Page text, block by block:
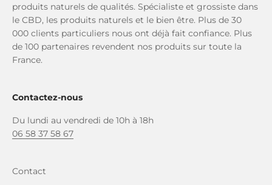
produits naturels de qualités. Spécialiste et grossiste dans
le CBD, les produits naturels et le bien être. Plus de 30
000 clients particuliers nous ont déjà fait confiance. Plus
de 100 partenaires revendent nos produits sur toute la
France.
Contactez-nous
Du lundi au vendredi de 10h à 18h
06 58 37 58 67
Contact